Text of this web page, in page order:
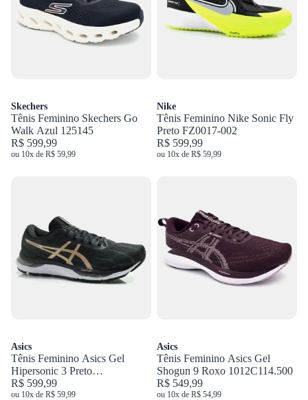
Skechers
Tênis Feminino Skechers Go
Walk Azul 125145
R$ 599,99
ou 10x de R$ 59,99
Nike
Tênis Feminino Nike Sonic Fly
Preto FZ0017-002
R$ 599,99
ou 10x de R$ 59,99
Asics
Tênis Feminino Asics Gel
Hipersonic 3 Preto
1012B801.001
R$ 599,99
ou 10x de R$ 59,99
Asics
Tênis Feminino Asics Gel
Shogun 9 Roxo 1012C114.500
R$ 549,99
ou 10x de R$ 54,99